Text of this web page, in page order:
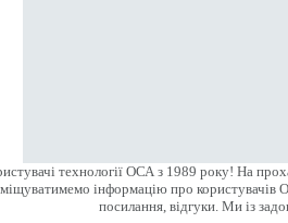
технології ОСА з 1989 року! На
інформацію про користувачів
посилання, відгуки. Ми із